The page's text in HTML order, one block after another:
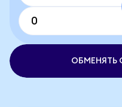
ОБМЕНЯТЬ